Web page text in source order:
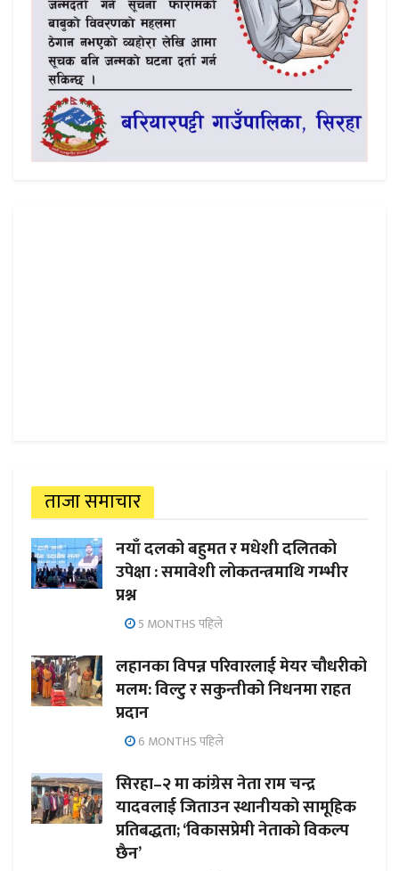
ताजा समाचार
नयाँ दलको बहुमत र मधेशी दलितको
उपेक्षा : समावेशी लोकतन्त्रमाथि गम्भीर
प्रश्न
5 MONTHS पहिले
लहानका विपन्न परिवारलाई मेयर चौधरीको
मलम: विल्टु र सकुन्तीको निधनमा राहत
प्रदान
6 MONTHS पहिले
सिरहा–२ मा कांग्रेस नेता राम चन्द्र
यादवलाई जिताउन स्थानीयको सामूहिक
प्रतिबद्धता; ‘विकासप्रेमी नेताको विकल्प
छैन’